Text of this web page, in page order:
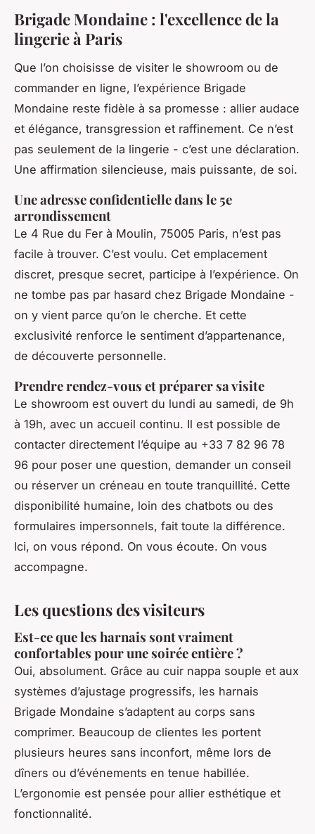
Brigade Mondaine : l'excellence de la
lingerie à Paris
Que l’on choisisse de visiter le showroom ou de
commander en ligne, l’expérience Brigade
Mondaine reste fidèle à sa promesse : allier audace
et élégance, transgression et raffinement. Ce n’est
pas seulement de la lingerie - c’est une déclaration.
Une affirmation silencieuse, mais puissante, de soi.
Une adresse confidentielle dans le 5e
arrondissement
Le 4 Rue du Fer à Moulin, 75005 Paris, n’est pas
facile à trouver. C’est voulu. Cet emplacement
discret, presque secret, participe à l’expérience. On
ne tombe pas par hasard chez Brigade Mondaine -
on y vient parce qu’on le cherche. Et cette
exclusivité renforce le sentiment d’appartenance,
de découverte personnelle.
Prendre rendez-vous et préparer sa visite
Le showroom est ouvert du lundi au samedi, de 9h
à 19h, avec un accueil continu. Il est possible de
contacter directement l’équipe au +33 7 82 96 78
96 pour poser une question, demander un conseil
ou réserver un créneau en toute tranquillité. Cette
disponibilité humaine, loin des chatbots ou des
formulaires impersonnels, fait toute la différence.
Ici, on vous répond. On vous écoute. On vous
accompagne.
Les questions des visiteurs
Est-ce que les harnais sont vraiment
confortables pour une soirée entière ?
Oui, absolument. Grâce au cuir nappa souple et aux
systèmes d’ajustage progressifs, les harnais
Brigade Mondaine s’adaptent au corps sans
comprimer. Beaucoup de clientes les portent
plusieurs heures sans inconfort, même lors de
dîners ou d’événements en tenue habillée.
L’ergonomie est pensée pour allier esthétique et
fonctionnalité.